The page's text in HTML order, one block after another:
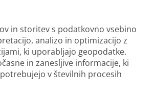
in storitev s podatkovno vsebino
analizo in optimizacijo z
ki uporabljajo geopodatke.
in zanesljive informacije, ki
v številnih procesih